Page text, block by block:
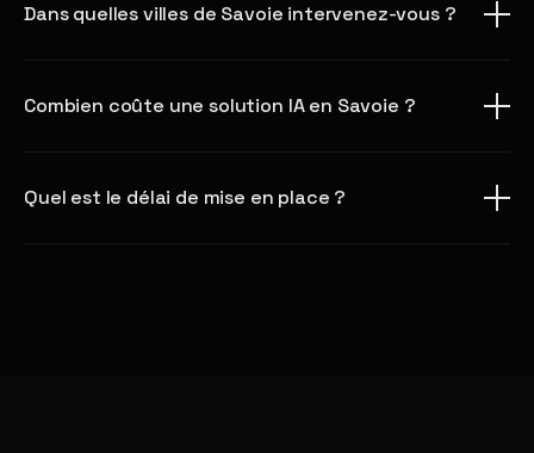
Dans quelles villes de Savoie intervenez-vous ?
Combien coûte une solution IA en Savoie ?
Quel est le délai de mise en place ?